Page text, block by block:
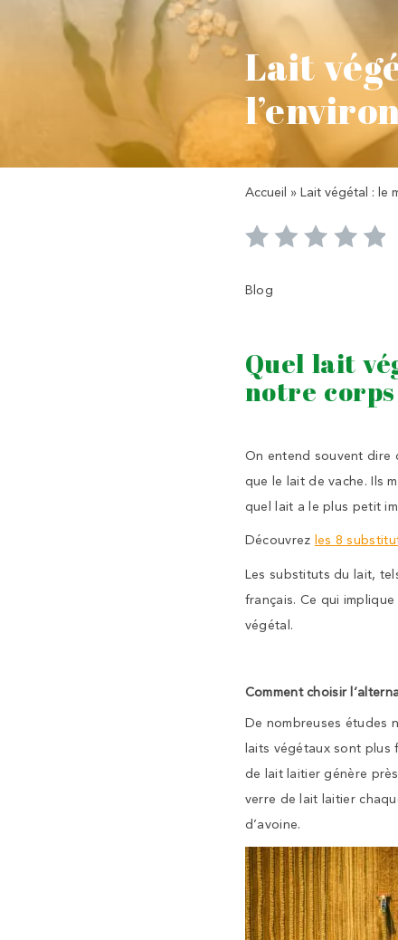
Lait
Accueil » Lait végétal : le
Blog
Quel lait
notre corps
On entend souvent dire
que le lait de vache. Ils
quel lait a le plus petit
Découvrez les 8
Les substituts du lait,
français. Ce qui
végétal.
Comment choisir
De nombreuses études
laits végétaux sont plus
de lait laitier génère
verre de lait laitier
d’avoine.